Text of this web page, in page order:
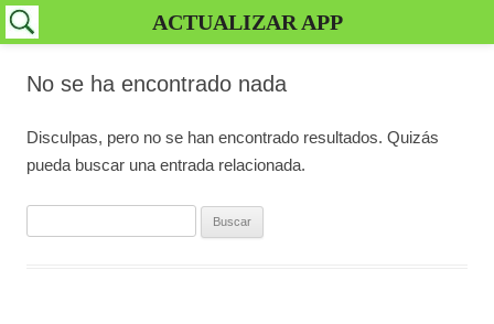
No se ha encontrado nada
Disculpas, pero no se han encontrado resultados. Quizás
pueda buscar una entrada relacionada.
ACTUALIZAR APP